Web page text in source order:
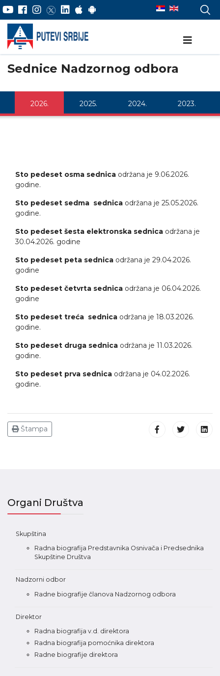
Sednice Nadzornog odbora
2026. 2025. 2024. 2023.
Sto pedeset osma sednica održana je 9.06.2026.
godine.
Sto pedeset sedma sednica održana je 25.05.2026.
godine.
Sto pedeset šesta elektronska sednica održana je
30.04.2026. godine
Sto pedeset peta sednica održana je 29.04.2026.
godine
Sto pedeset četvrta sednica održana je 06.04.2026.
godine
Sto pedeset treća sednica održana je 18.03.2026.
godine.
Sto pedeset druga sednica održana je 11.03.2026.
godine.
Sto pedeset prva sednica održana je 04.02.2026.
godine.
Štampa
Organi Društva
Skupština
Radna biografija Predstavnika Osnivača i Predsednika
Skupštine Društva
Nadzorni odbor
Radne biografije članova Nadzornog odbora
Direktor
Radna biografija v.d. direktora
Radna biografija pomoćnika direktora
Radne biografije direktora